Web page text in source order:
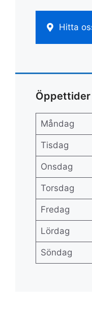
Hitta
Öppettider
Måndag
Tisdag
Onsdag
Torsdag
Fredag
Lördag
Söndag